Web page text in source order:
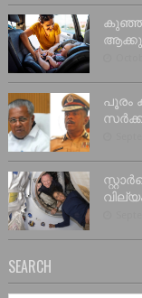
പൂരം
SEARCH